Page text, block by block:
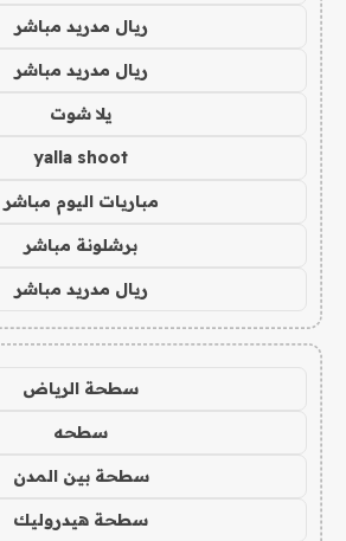
ريال مدريد مباشر
ريال مدريد مباشر
يلا شوت
yalla shoot
مباريات اليوم مباشر
برشلونة مباشر
ريال مدريد مباشر
سطحة الرياض
سطحه
سطحة بين المدن
سطحة هيدروليك